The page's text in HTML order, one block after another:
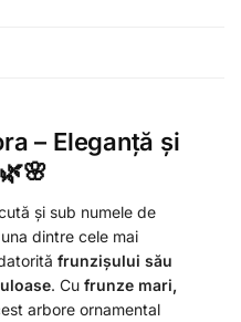
– Eleganță și
și sub numele de
dintre cele mai
frunzișului său
. Cu frunze mari,
arbore ornamental